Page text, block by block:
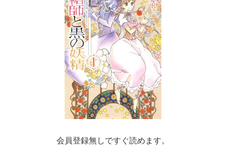
会員登録無しですぐ読めます。